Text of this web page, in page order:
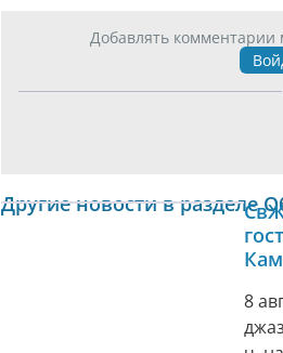
Добавлять комментарии
Другие новости в разделе
8